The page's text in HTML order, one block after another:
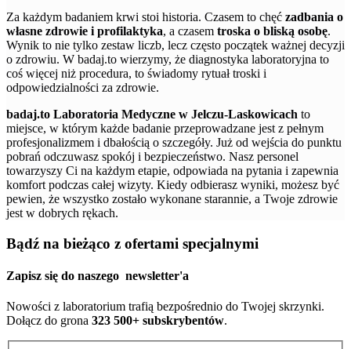
Za każdym badaniem krwi stoi historia. Czasem to chęć zadbania o
własne zdrowie i profilaktyka, a czasem troska o bliską osobę.
Wynik to nie tylko zestaw liczb, lecz często początek ważnej decyzji
o zdrowiu. W badaj.to wierzymy, że diagnostyka laboratoryjna to
coś więcej niż procedura, to świadomy rytuał troski i
odpowiedzialności za zdrowie.
badaj.to Laboratoria Medyczne w Jelczu-Laskowicach to
miejsce, w którym każde badanie przeprowadzane jest z pełnym
profesjonalizmem i dbałością o szczegóły. Już od wejścia do punktu
pobrań odczuwasz spokój i bezpieczeństwo. Nasz personel
towarzyszy Ci na każdym etapie, odpowiada na pytania i zapewnia
komfort podczas całej wizyty. Kiedy odbierasz wyniki, możesz być
pewien, że wszystko zostało wykonane starannie, a Twoje zdrowie
jest w dobrych rękach.
Bądź na bieżąco z ofertami specjalnymi
Zapisz się do naszego newsletter'a
Nowości z laboratorium trafią bezpośrednio do Twojej skrzynki.
Dołącz do grona 323 500+ subskrybentów.